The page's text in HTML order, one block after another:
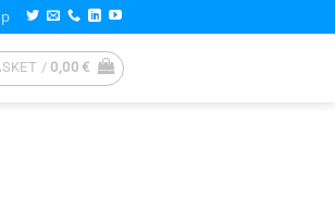
/ 0,00€